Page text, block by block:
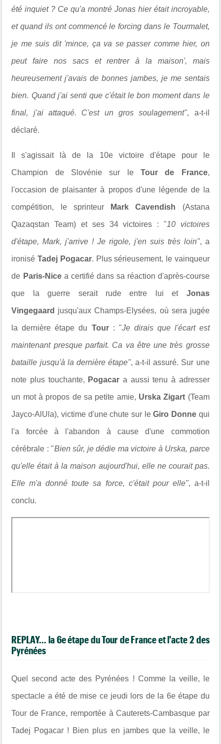
été inquiet ? Ce qu'a montré Jonas hier était incroyable,
et quand ils ont commencé le forcing dans le Tourmalet,
je me suis dit 'mince, ça va se passer comme hier, on
peut faire nos sacs et rentrer à la maison', mais
heureusement j'avais de bonnes jambes, je me sentais
bien. Quand j'ai senti que c'était le bon moment dans le
final, j'ai attaqué. C'est un gros soulagement", a-t-il
déclaré.
Il s'agissait là de la 10e victoire d'étape pour le
Champion de Slovénie sur le Tour de France,
l'occasion de plaisanter à propos d'une légende de la
compétition, le sprinteur Mark Cavendish (Astana
Qazaqstan Team) et ses 34 victoires : "10 victoires
d'étape, Mark, j'arrive ! Je rigole, j'en suis très loin", a
ironiséTadej Pogacar. Plus sérieusement, le vainqueur
de Paris-Nicea certifié dans sa réaction d'après-course
que la guerre serait rude entre lui et Jonas
Vingegaard jusqu'aux Champs-Elysées, où sera jugée
la dernière étape du Tour : "Je dirais que l'écart est
maintenant presque parfait. Ca va être une très grosse
bataille jusqu'à la dernière étape", a-t-il assuré. Sur une
note plus touchante, Pogacara aussi tenu à adresser
un mot à propos de sa petite amie, Urska Zigart (Team
Jayco-AlUla), victime d'une chute sur leGiro Donne qui
l'a forcée à l'abandon à cause d'une commotion
cérébrale : "Bien sûr, je dédie ma victoire à Urska, parce
qu'elle était à la maison aujourd'hui, elle ne courait pas.
Elle m'a donné toute sa force, c'était pour elle", a-t-il
conclu.
REPLAY... la 6e étape du Tour de France et l'acte 2 des
Pyrénées
Quel second acte des Pyrénées ! Comme la veille, le
spectacle a été de mise ce jeudi lors de la 6e étape du
Tour de France, remportée à Cauterets-Cambasque par
Tadej Pogacar ! Bien plus en jambes que la veille, le